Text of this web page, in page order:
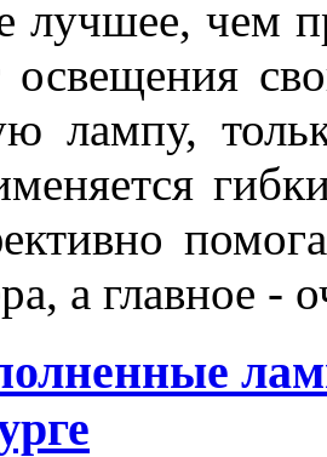
лучшее, чем
освещения
лампу,
а главное